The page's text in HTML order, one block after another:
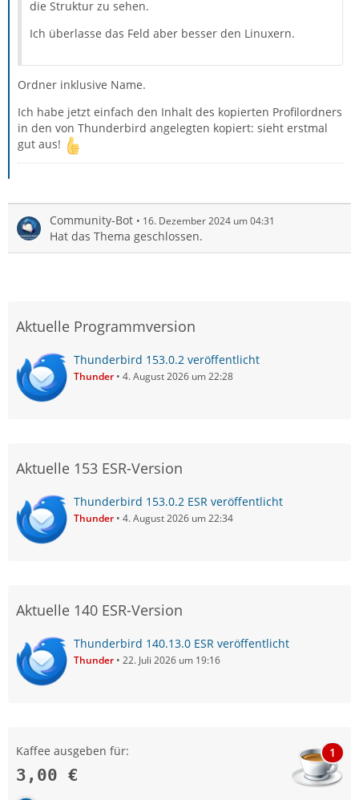
die Struktur zu sehen.
Ich überlasse das Feld aber besser den Linuxern.
Ordner inklusive Name.
Ich habe jetzt einfach den Inhalt des kopierten Profilordners
in den von Thunderbird angelegten kopiert: sieht erstmal
gut aus!
Community-Bot 16. Dezember 2024 um 04:31
Hat das Thema geschlossen.
Aktuelle Programmversion
Thunderbird 153.0.2 veröffentlicht
Thunder 4. August 2026 um 22:28
Aktuelle 153 ESR-Version
Thunderbird 153.0.2 ESR veröffentlicht
Thunder 4. August 2026 um 22:34
Aktuelle 140 ESR-Version
Thunderbird 140.13.0 ESR veröffentlicht
Thunder 22. Juli 2026 um 19:16
Kaffee ausgeben für:
3,00 €
1